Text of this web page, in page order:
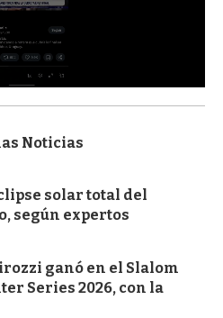
Noticias
solar total del
según expertos
ganó en el Slalom
Series 2026, con la